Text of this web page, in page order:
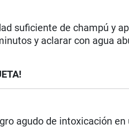
suficiente de champú y
y aclarar con agua
agudo de intoxicación en